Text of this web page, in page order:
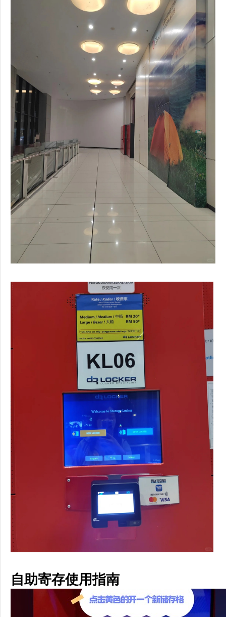
自助寄存使用指南